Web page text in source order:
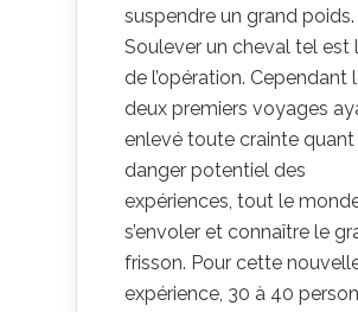
suspendre un grand poids.
Soulever un cheval tel est
de l’opération. Cependant
deux premiers voyages
enlevé toute crainte quant
danger potentiel des
expériences, tout le
s’envoler et connaître le
frisson. Pour cette
expérience, 30 à 40